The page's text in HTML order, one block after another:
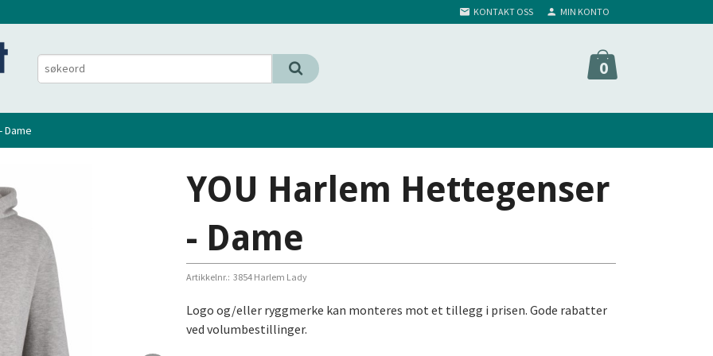
KONTAKT OSS MIN KONTO
0
Dame
YOU Harlem Hettegenser
- Dame
Artikkelnr.: 3854 Harlem Lady
Logo og/eller ryggmerke kan monteres mot et tillegg i prisen. Gode rabatter
ved volumbestillinger.